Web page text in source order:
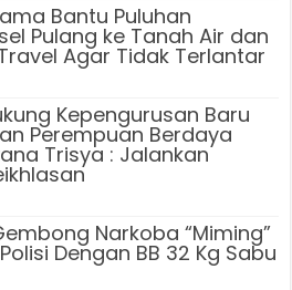
Bantu Puluhan
Pulang ke Tanah Air dan
Agar Tidak Terlantar
Kepengurusan Baru
Perempuan Berdaya
Trisya : Jalankan
Narkoba “Miming”
Dengan BB 32 Kg Sabu